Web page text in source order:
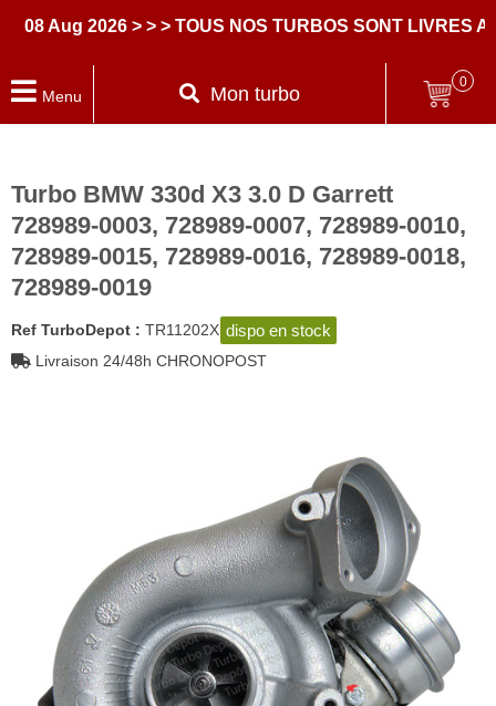
Aug 2026 > > > TOUS NOS TURBOS SONT LIVRES
Menu Mon turbo
0
Turbo BMW 330d X3 3.0 D Garrett
728989-0003, 728989-0007, 728989-0010,
728989-0015, 728989-0016, 728989-0018,
728989-0019
Ref TurboDepot : TR11202X dispo en stock
Livraison 24/48h CHRONOPOST